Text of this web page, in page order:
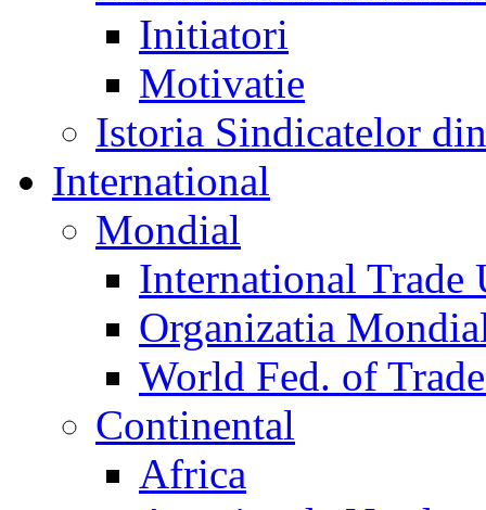
Initiatori
Motivatie
Istoria Sindicatelor
International
Mondial
International Trade
Organizatia
World Fed. of
Continental
Africa